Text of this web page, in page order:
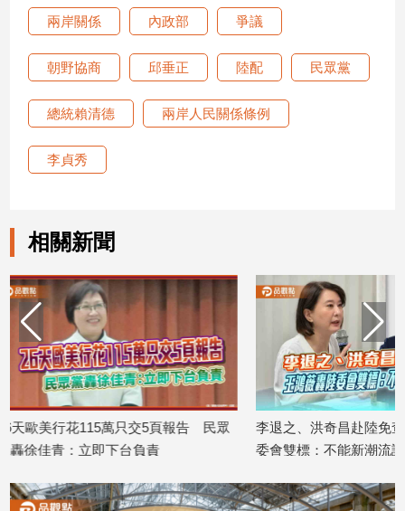
費
康/
親
子/
文
／
電
影
推
薦
技/
遊
戲
動
兩岸關係 內政部 爭議
朝野協商 邱垂正 陸配 民眾黨
總統賴清德 兩岸人民關係條例
李貞秀
相關新聞
民眾
李退之、洪奇昌赴陸免查？王鴻薇轟陸
委會雙標：不能新潮流說了算
刑事局籲「三
給認證碼、不